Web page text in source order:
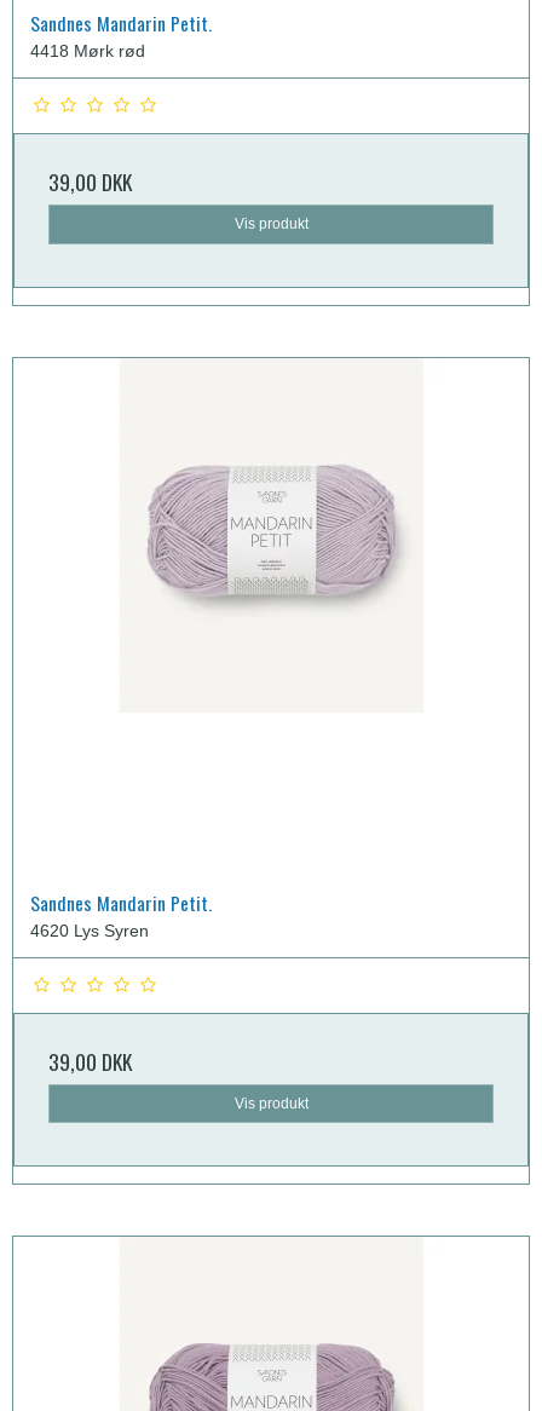
Sandnes Mandarin Petit.
4418 Mørk rød
39,00 DKK
Vis produkt
Sandnes Mandarin Petit.
4620 Lys Syren
39,00 DKK
Vis produkt